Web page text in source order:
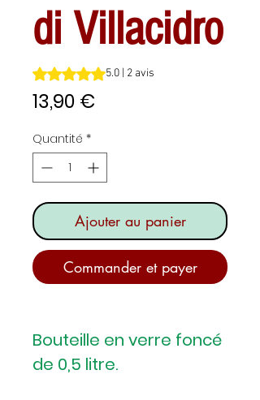
di Villacidro
La note est de 5.0 sur cinq étoiles selon
5.0 | 2 avis
13,90 €
Quantité *
Ajouter au panier
Commander et payer
Bouteille en verre foncé
de 0,5 litre.